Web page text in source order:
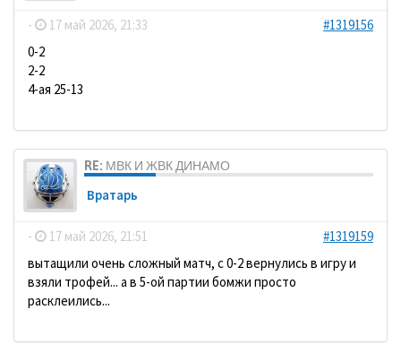
- 17 май 2026, 21:33
#1319156
0-2
2-2
4-ая 25-13
RE: МВК И ЖВК ДИНАМО
Вратарь
- 17 май 2026, 21:51
#1319159
вытащили очень сложный матч, с 0-2 вернулись в игру и
взяли трофей... а в 5-ой партии бомжи просто
расклеились...